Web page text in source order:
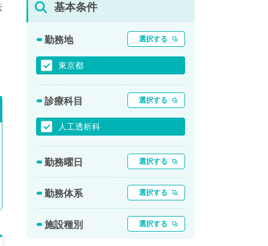
基本条件
勤務地 選択する
東京都
診療科目 選択する
人工透析科
勤務曜日 選択する
勤務体系 選択する
施設種別 選択する